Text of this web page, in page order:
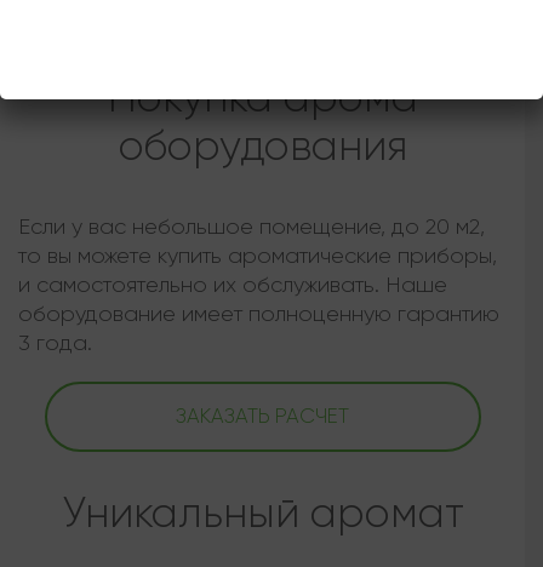
Покупка арома
оборудования
Если у вас небольшое помещение, до 20 м2,
то вы можете купить ароматические приборы,
и самостоятельно их обслуживать. Наше
оборудование имеет полноценную гарантию
3 года.
ЗАКАЗАТЬ РАСЧЕТ
Уникальный аромат